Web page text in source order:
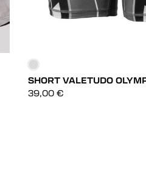
SHORT VALETUDO
39,00 €